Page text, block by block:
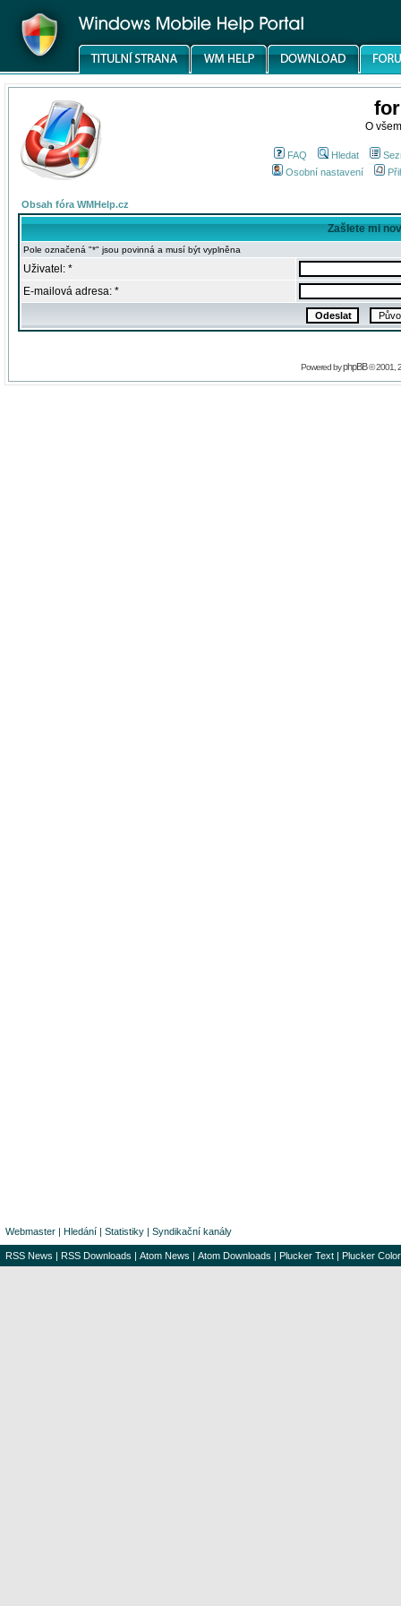
O
FAQ Hledat
Osobní nastavení
Obsah fóra WMHelp.cz
Zašlete mi
Pole označená "*" jsou povinná a musí být vyplněna
Uživatel: *
E-mailová adresa: *
Powered byphpBB© 2001,
Webmaster | Hledání | Statistiky | Syndikační kanály
RSS News | RSS Downloads | Atom News | Atom Downloads | Plucker Text | Plucker Color